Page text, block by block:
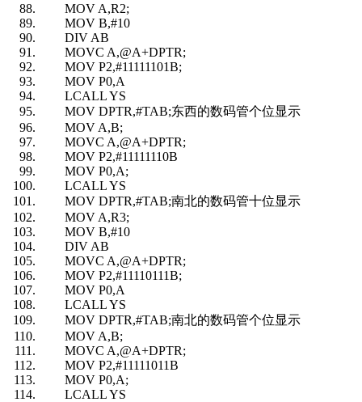
MOV A,R2;
MOV B,#10
DIV AB
MOVC A,@A+DPTR;
MOV P2,#11111101B;
MOV P0,A
LCALL YS
MOV DPTR,#TAB;东西的数码管个位显示
MOV A,B;
MOVC A,@A+DPTR;
MOV P2,#11111110B
MOV P0,A;
LCALL YS
MOV DPTR,#TAB;南北的数码管十位显示
MOV A,R3;
MOV B,#10
DIV AB
MOVC A,@A+DPTR;
MOV P2,#11110111B;
MOV P0,A
LCALL YS
MOV DPTR,#TAB;南北的数码管个位显示
MOV A,B;
MOVC A,@A+DPTR;
MOV P2,#11111011B
MOV P0,A;
LCALL YS